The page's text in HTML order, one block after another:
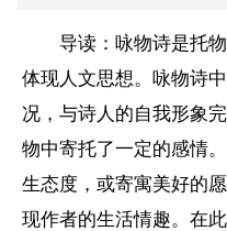
导读：咏物诗是托物
体现人文思想。咏物诗
况，与诗人的自我形象
物中寄托了一定的感情
生态度，或寄寓美好的
现作者的生活情趣。在